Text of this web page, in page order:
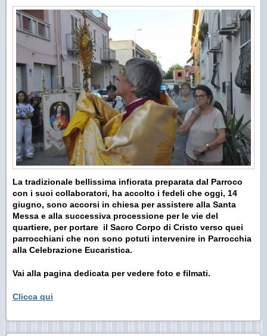
La tradizionale bellissima infiorata preparata dal Parroco
con i suoi collaboratori, ha accolto i fedeli che oggi, 14
giugno, sono accorsi in chiesa per assistere alla Santa
Messa e alla successiva processione per le vie del
quartiere, per portare il Sacro Corpo di Cristo verso quei
parrocchiani che non sono potuti intervenire in Parrocchia
alla Celebrazione Eucaristica.
Vai alla pagina dedicata per vedere foto e filmati.
Clicca qui